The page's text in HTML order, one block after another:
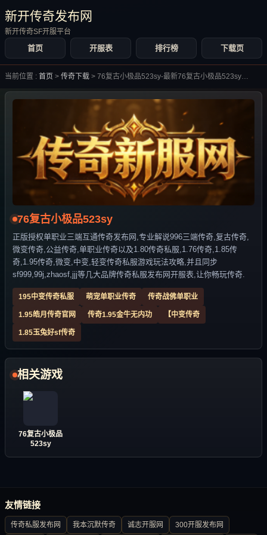
新开传奇发布网
新开传奇SF开服平台
首页 开服表 排行榜 下载页
当前位置 : 首页 > 传奇下载 > 76复古小极品523sy-最新76复古小极品523sy合集大全-
76复古小极品523sy
正版授权单职业三端互通传奇发布网,专业解说996三端传奇,复古传奇,
微变传奇,公益传奇,单职业传奇以及1.80传奇私服,1.76传奇,1.85传
奇,1.95传奇,微变,中变,轻变传奇私服游戏玩法攻略,并且同步
sf999,99j,zhaosf,jjj等几大品牌传奇私服发布网开服表,让你畅玩传奇.
195中变传奇私服 萌宠单职业传奇 传奇战佛单职业
1.95皓月传奇官网 传奇1.95金牛无内功 【中变传奇
1.85玉兔好sf传奇
相关游戏
76复古小极品
523sy
友情链接
传奇私服发布网 我本沉默传奇 诚志开服网 300开服发布网